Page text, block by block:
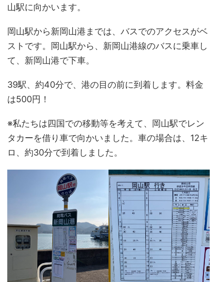
山駅に向かいます。
岡山駅から新岡山港までは、バスでのアクセスがベ
ストです。岡山駅から、新岡山港線のバスに乗車し
て、新岡山港で下車。
39駅、約40分で、港の目の前に到着します。料金
は500円！
※私たちは四国での移動等を考えて、岡山駅でレン
タカーを借り車で向かいました。車の場合は、12キ
ロ、約30分で到着しました。